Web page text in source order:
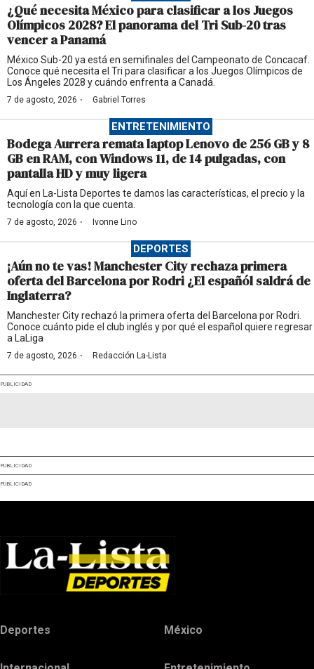
¿Qué necesita México para clasificar a los Juegos
Olímpicos 2028? El panorama del Tri Sub-20 tras
vencer a Panamá
México Sub-20 ya está en semifinales del Campeonato de Concacaf.
Conoce qué necesita el Tri para clasificar a los Juegos Olímpicos de
Los Ángeles 2028 y cuándo enfrenta a Canadá.
7 de agosto, 2026 · Gabriel Torres
ENTRETENIMIENTO
Bodega Aurrera remata laptop Lenovo de 256 GB y 8
GB en RAM, con Windows 11, de 14 pulgadas, con
pantalla HD y muy ligera
Aquí en La-Lista Deportes te damos las características, el precio y la
tecnología con la que cuenta.
7 de agosto, 2026 · Ivonne Lino
DEPORTES
¡Aún no te vas! Manchester City rechaza primera
oferta del Barcelona por Rodri ¿El españól saldrá de
Inglaterra?
Manchester City rechazó la primera oferta del Barcelona por Rodri.
Conoce cuánto pide el club inglés y por qué el español quiere regresar
a LaLiga
7 de agosto, 2026 · Redacción La-Lista
PUBLICIDAD
PUBLICIDAD
PUBLICIDAD
Deportes México